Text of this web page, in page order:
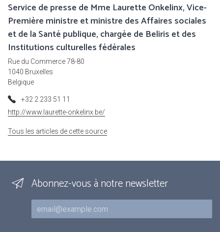
Service de presse de Mme Laurette Onkelinx, Vice-
Première ministre et ministre des Affaires sociales
et de la Santé publique, chargée de Beliris et des
Institutions culturelles fédérales
Rue du Commerce 78-80
1040 Bruxelles
Belgique
+32 2 233 51 11
http://www.laurette-onkelinx.be/
Tous les articles de cette source
Abonnez-vous à notre newsletter
Courriel